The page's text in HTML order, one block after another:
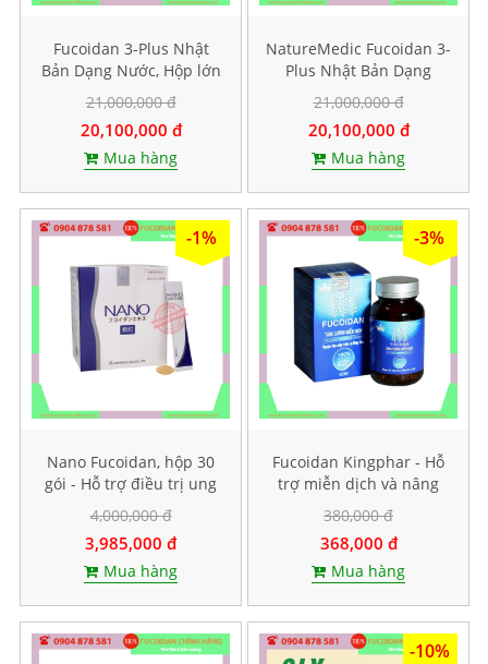
Fucoidan 3-Plus Nhật
Bản Dạng Nước, Hộp lớn
50 gói
21,000,000 đ
20,100,000 đ
Mua hàng
NatureMedic Fucoidan 3-
Plus Nhật Bản Dạng
Nước, Hộp lớn 50 gói
21,000,000 đ
20,100,000 đ
Mua hàng
-1%
Nano Fucoidan, hộp 30
gói - Hỗ trợ điều trị ung
thư
4,000,000 đ
3,985,000 đ
Mua hàng
-3%
Fucoidan Kingphar - Hỗ
trợ miễn dịch và nâng
cao sức đề kháng, Hộp 40
viên
380,000 đ
368,000 đ
Mua hàng
-10%